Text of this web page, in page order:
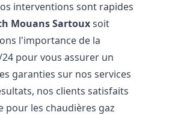
interventions sont rapides
Mouans Sartouxsoit
l'importance de la
pour vous assurer un
garanties sur nos services
nos clients satisfaits
pour les chaudières gaz